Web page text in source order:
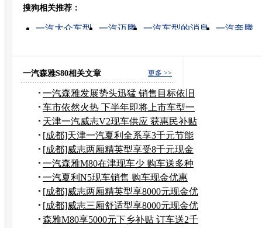
搜狗相关推荐：
一汽大众车型 一汽迈腾 一汽车型的消息
一汽奔腾
更多 >>
一汽森雅S80相关文章
一汽森雅发展势头迅猛 销售目标依旧
不变
车市依然火热 下半年即将上市车型一
览
天津一汽威志V2现车供应 获惠民补贴
资格
[成都]天津一汽夏利全系享3千元节能
补贴
[成都]威志两厢精英型享受8千元现金
优惠
一汽森雅M80在津现车少 购车送多种
保险
一汽夏利N5现车销售 购车现金优惠
3000元
[成都]威志两厢精英型享8000元现金优
惠
[成都]威志三厢舒适型享8000元现金优
惠
森雅M80享5000元下乡补贴 订车送2千